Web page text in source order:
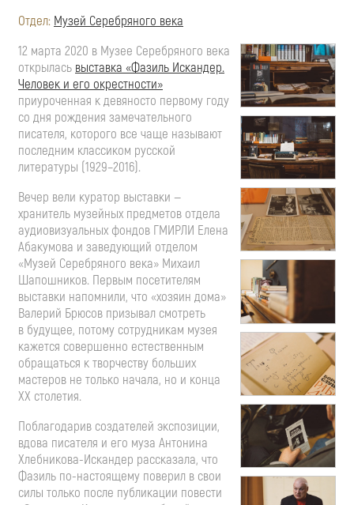
Отдел: Музей Серебряного века
12 марта 2020 в Музее Серебряного века
открылась выставка «Фазиль Искандер.
Человек и его окрестности»
приуроченная к девяносто первому году
со дня рождения замечательного
писателя, которого все чаще называют
последним классиком русской
литературы (1929–2016).
Вечер вели куратор выставки —
хранитель музейных предметов отдела
аудиовизуальных фондов ГМИРЛИ Елена
Абакумова и заведующий отделом
«Музей Серебряного века» Михаил
Шапошников. Первым посетителям
выставки напомнили, что «хозяин дома»
Валерий Брюсов призывал смотреть
в будущее, потому сотрудникам музея
кажется совершенно естественным
обращаться к творчеству больших
мастеров не только начала, но и конца
XX столетия.
Поблагодарив создателей экспозиции,
вдова писателя и его муза Антонина
Хлебникова-Искандер рассказала, что
Фазиль по-настоящему поверил в свои
силы только после публикации повести